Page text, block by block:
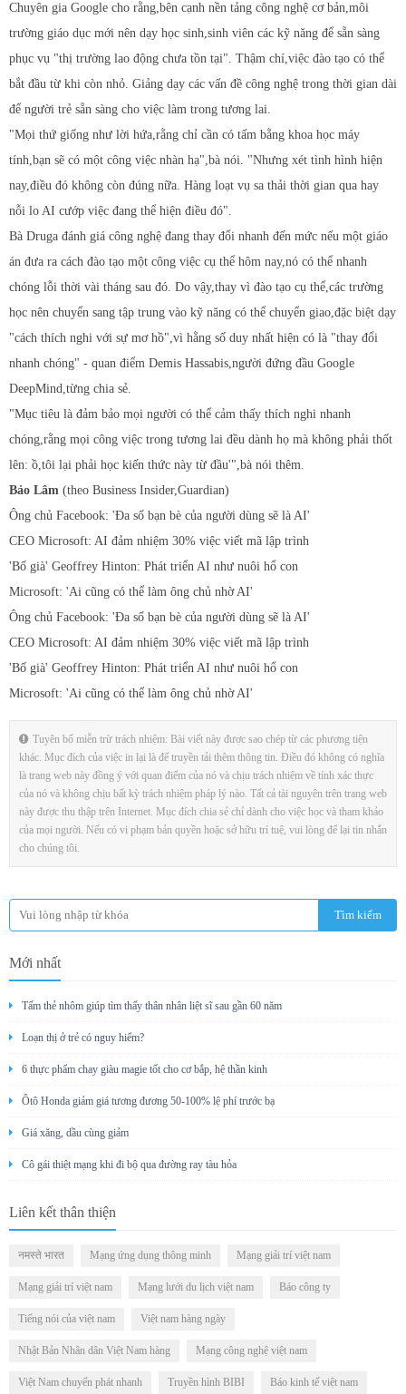
Chuyên gia Google cho rằng,bên cạnh nền tảng công nghệ cơ bản,môi
trường giáo dục mới nên dạy học sinh,sinh viên các kỹ năng để sẵn sàng
phục vụ "thị trường lao động chưa tồn tại". Thậm chí,việc đào tạo có thể
bắt đầu từ khi còn nhỏ. Giảng dạy các vấn đề công nghệ trong thời gian dài
để người trẻ sẵn sàng cho việc làm trong tương lai.
"Mọi thứ giống như lời hứa,rằng chỉ cần có tấm bằng khoa học máy
tính,bạn sẽ có một công việc nhàn hạ",bà nói. "Nhưng xét tình hình hiện
nay,điều đó không còn đúng nữa. Hàng loạt vụ sa thải thời gian qua hay
nỗi lo AI cướp việc đang thể hiện điều đó".
Bà Druga đánh giá công nghệ đang thay đổi nhanh đến mức nếu một giáo
án đưa ra cách đào tạo một công việc cụ thể hôm nay,nó có thể nhanh
chóng lỗi thời vài tháng sau đó. Do vậy,thay vì đào tạo cụ thể,các trường
học nên chuyển sang tập trung vào kỹ năng có thể chuyển giao,đặc biệt dạy
"cách thích nghi với sự mơ hồ",vì hằng số duy nhất hiện có là "thay đổi
nhanh chóng" - quan điểm Demis Hassabis,người đứng đầu Google
DeepMind,từng chia sẻ.
"Mục tiêu là đảm bảo mọi người có thể cảm thấy thích nghi nhanh
chóng,rằng mọi công việc trong tương lai đều dành họ mà không phải thốt
lên: ồ,tôi lại phải học kiến thức này từ đầu'",bà nói thêm.
Bảo Lâm (theo Business Insider,Guardian)
Ông chủ Facebook: 'Đa số bạn bè của người dùng sẽ là AI'
CEO Microsoft: AI đảm nhiệm 30% việc viết mã lập trình
'Bố già' Geoffrey Hinton: Phát triển AI như nuôi hổ con
Microsoft: 'Ai cũng có thể làm ông chủ nhờ AI'
Ông chủ Facebook: 'Đa số bạn bè của người dùng sẽ là AI'
CEO Microsoft: AI đảm nhiệm 30% việc viết mã lập trình
'Bố già' Geoffrey Hinton: Phát triển AI như nuôi hổ con
Microsoft: 'Ai cũng có thể làm ông chủ nhờ AI'
Tuyên bố miễn trừ trách nhiệm: Bài viết này được sao chép từ các phương tiện
khác. Mục đích của việc in lại là để truyền tải thêm thông tin. Điều đó không có nghĩa
là trang web này đồng ý với quan điểm của nó và chịu trách nhiệm về tính xác thực
của nó và không chịu bất kỳ trách nhiệm pháp lý nào. Tất cả tài nguyên trên trang web
này được thu thập trên Internet. Mục đích chia sẻ chỉ dành cho việc học và tham khảo
của mọi người. Nếu có vi phạm bản quyền hoặc sở hữu trí tuệ, vui lòng để lại tin nhắn
cho chúng tôi.
Mới nhất
Tấm thẻ nhôm giúp tìm thấy thân nhân liệt sĩ sau gần 60 năm
Loạn thị ở trẻ có nguy hiểm?
6 thực phẩm chay giàu magie tốt cho cơ bắp, hệ thần kinh
Ôtô Honda giảm giá tương đương 50-100% lệ phí trước bạ
Giá xăng, dầu cùng giảm
Cô gái thiệt mạng khi đi bộ qua đường ray tàu hỏa
Liên kết thân thiện
नमस्ते भारत Mạng ứng dụng thông minh Mạng giải trí việt nam
Mạng giải trí việt nam Mạng lưới du lịch việt nam Báo công ty
Tiếng nói của việt nam Việt nam hàng ngày
Nhật Bản Nhân dân Việt Nam hàng Mạng công nghệ việt nam
Việt Nam chuyển phát nhanh Truyền hình BIBI Báo kinh tế việt nam